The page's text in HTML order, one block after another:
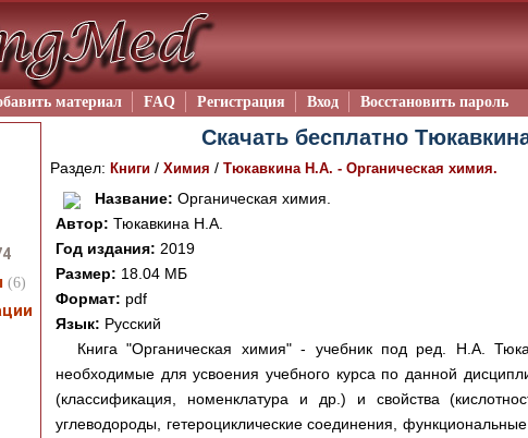
материал FAQ Регистрация Вход Восстановить пароль
Скачать бесплатно
Раздел: Книги / Химия / Тюкавкина Н.А. - Органическая химия.
Название: Органическая химия.
Автор: Тюкавкина Н.А.
Год издания: 2019
Размер: 18.04 МБ
Формат: pdf
Язык: Русский
Книга "Органическая химия" - учебник под ред. Н.А.
необходимые для усвоения учебного курса по данной
(классификация, номенклатура и др.) и свойства
углеводороды, гетероциклические соединения,
(6)